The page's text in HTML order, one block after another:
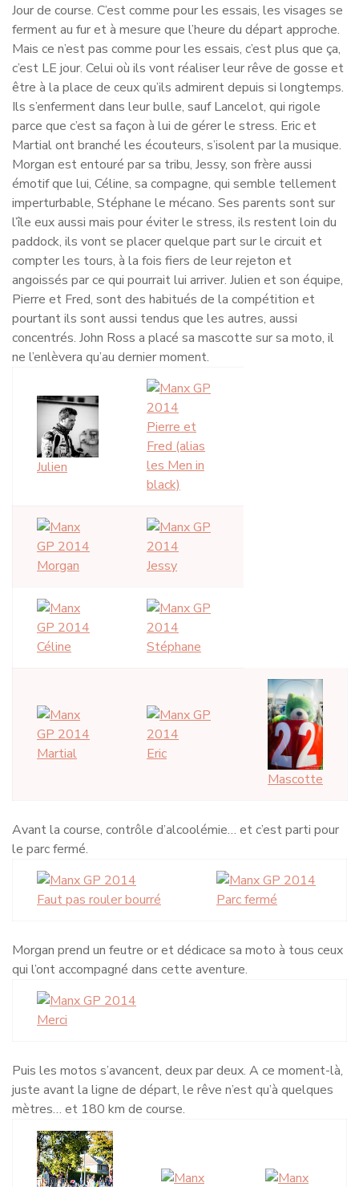
Jour de course. C’est comme pour les essais, les visages se
ferment au fur et à mesure que l’heure du départ approche.
Mais ce n’est pas comme pour les essais, c’est plus que ça,
c’est LE jour. Celui où ils vont réaliser leur rêve de gosse et
être à la place de ceux qu’ils admirent depuis si longtemps.
Ils s’enferment dans leur bulle, sauf Lancelot, qui rigole
parce que c’est sa façon à lui de gérer le stress. Eric et
Martial ont branché les écouteurs, s’isolent par la musique.
Morgan est entouré par sa tribu, Jessy, son frère aussi
émotif que lui, Céline, sa compagne, qui semble tellement
imperturbable, Stéphane le mécano. Ses parents sont sur
l’île eux aussi mais pour éviter le stress, ils restent loin du
paddock, ils vont se placer quelque part sur le circuit et
compter les tours, à la fois fiers de leur rejeton et
angoissés par ce qui pourrait lui arriver. Julien et son équipe,
Pierre et Fred, sont des habitués de la compétition et
pourtant ils sont aussi tendus que les autres, aussi
concentrés. John Ross a placé sa mascotte sur sa moto, il
ne l’enlèvera qu’au dernier moment.
Julien
Pierre et
Fred (alias
les Men in
black)
Morgan Jessy
Céline Stéphane
Martial
Eric
Mascotte
Avant la course, contrôle d’alcoolémie… et c’est parti pour
le parc fermé.
Faut pas rouler bourré Parc fermé
Morgan prend un feutre or et dédicace sa moto à tous ceux
qui l’ont accompagné dans cette aventure.
Merci
Puis les motos s’avancent, deux par deux. A ce moment-là,
juste avant la ligne de départ, le rêve n’est qu’à quelques
mètres… et 180 km de course.